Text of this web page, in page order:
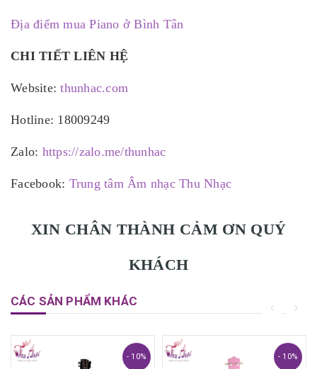
Địa điểm mua Piano ở Bình Tân
CHI TIẾT LIÊN HỆ
Website:thunhac.com
Hotline: 18009249
Zalo: https://zalo.me/thunhac
Facebook: Trung tâm Âm nhạc Thu Nhạc
XIN CHÂN THÀNH CẢM ƠN QUÝ
KHÁCH
CÁC SẢN PHẨM KHÁC
- 10% - 10%